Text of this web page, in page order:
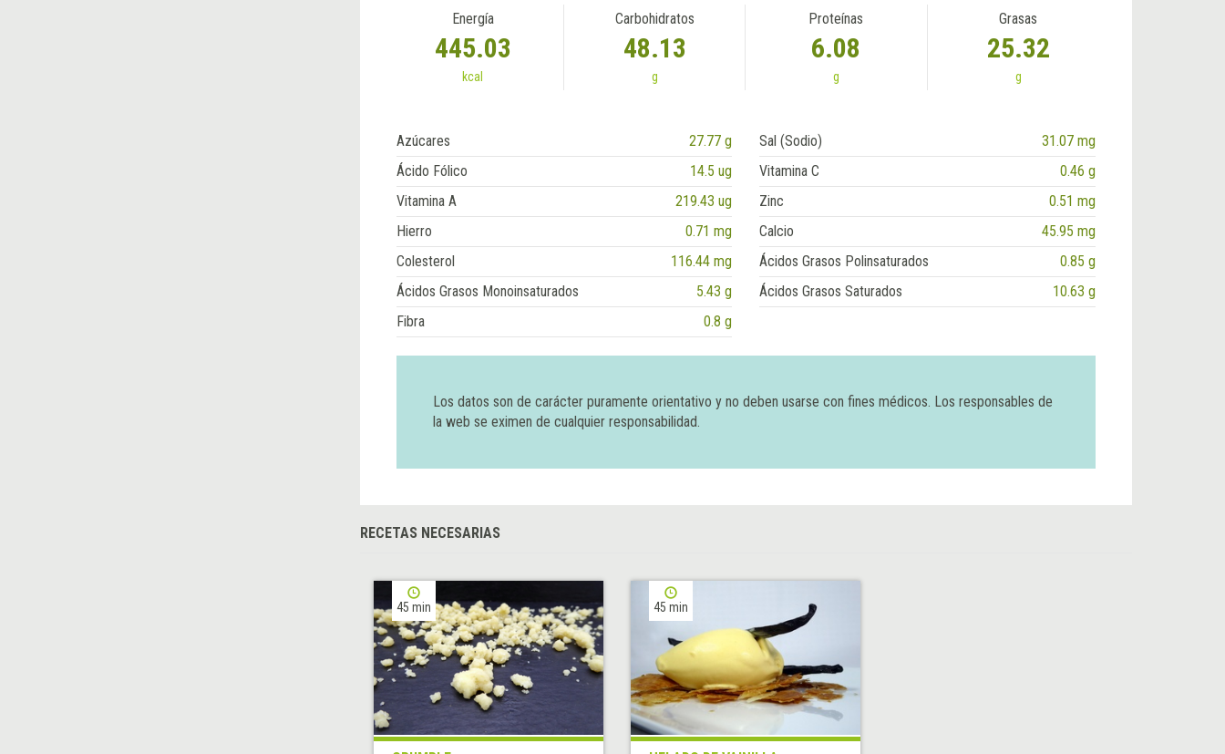
Energía
445.03
kcal
Carbohidratos
48.13
g
Proteínas
6.08
g
Grasas
25.32
g
Azúcares 27.77 g Sal (Sodio)
31.07 mg
Ácido Fólico
14.5 ug Vitamina C
0.46 g
Vitamina A
219.43 ug Zinc
0.51 mg
Hierro
0.71 mg Calcio
45.95 mg
Colesterol
116.44 mg Ácidos Grasos Polinsaturados
0.85 g
Ácidos Grasos Monoinsaturados
5.43 g Ácidos Grasos Saturados
10.63 g
Fibra
0.8 g
Los datos son de carácter puramente orientativo y no deben usarse con fines médicos. Los responsables de
la web se eximen de cualquier responsabilidad.
RECETAS NECESARIAS
45 min 45 min